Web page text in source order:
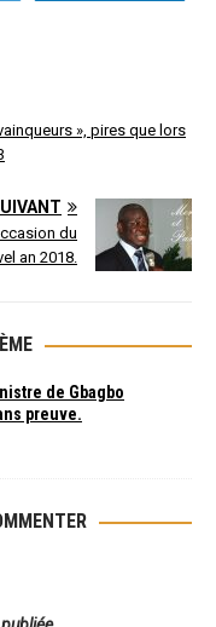
», pires que lors
du
an 2018.
de Gbagbo
preuve.